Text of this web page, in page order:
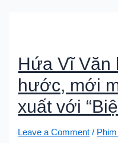
Hứa Vĩ Văn
hước, mới
xuất với
Leave a Comment /